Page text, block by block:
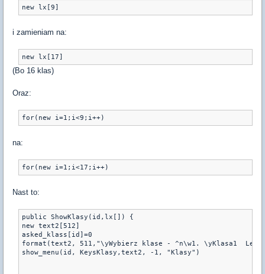
new lx[9]
i zamieniam na:
new lx[17]
(Bo 16 klas)
Oraz:
for(new i=1;i<9;i++)
na:
for(new i=1;i<17;i++)
Nast to:
public ShowKlasy(id,lx[]) {
new text2[512]
asked_klass[id]=0
format(text2, 511,"\yWybierz klase - ^n\w1. \yKlasa1
show_menu(id, KeysKlasy,text2, -1, "Klasy")